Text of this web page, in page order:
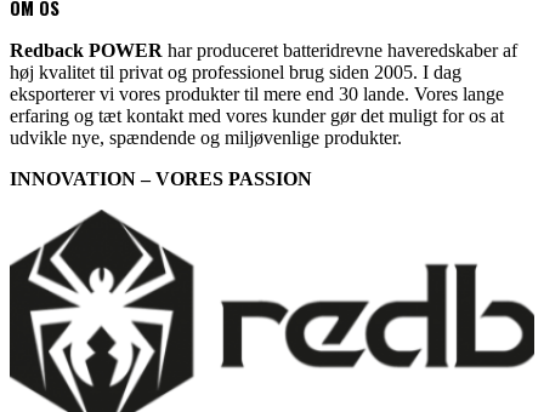
OM OS
Redback POWER har produceret batteridrevne haveredskaber af
høj kvalitet til privat og professionel brug siden 2005. I dag
eksporterer vi vores produkter til mere end 30 lande. Vores lange
erfaring og tæt kontakt med vores kunder gør det muligt for os at
udvikle nye, spændende og miljøvenlige produkter.
INNOVATION – VORES PASSION